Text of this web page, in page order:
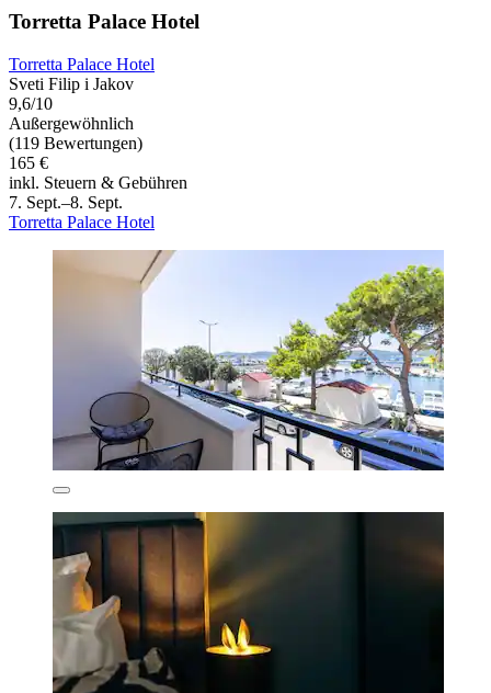
Torretta Palace Hotel
Torretta Palace Hotel
Sveti Filip i Jakov
9,6/10
Außergewöhnlich
(119 Bewertungen)
165 €
inkl. Steuern & Gebühren
7. Sept.–8. Sept.
Torretta Palace Hotel